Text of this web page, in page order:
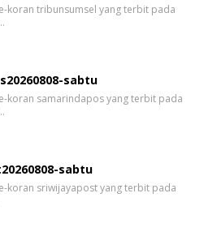
koran tribunsumsel yang terbit pada
sabtu
koran samarindapos yang terbit pada
sabtu
koran sriwijayapost yang terbit pada